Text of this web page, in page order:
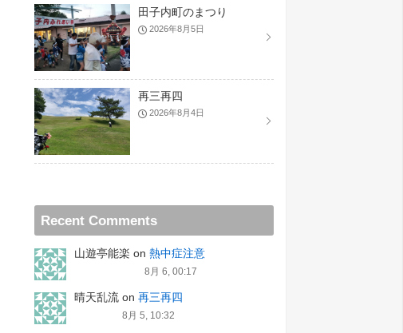
田子内町のまつり
2026年8月5日
再三再四
2026年8月4日
Recent Comments
山遊亭能楽 on 熱中症注意
8月 6, 00:17
晴天乱流 on 再三再四
8月 5, 10:32